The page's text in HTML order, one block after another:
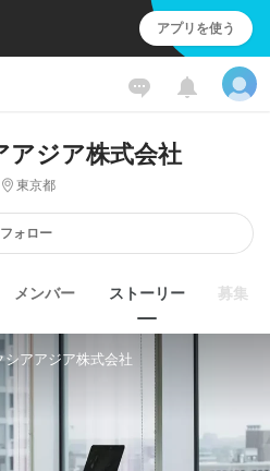
アプリを使う
アジア株式会社
東京都
フォロー
メンバー ストーリー 募集
シアアジア株式会社